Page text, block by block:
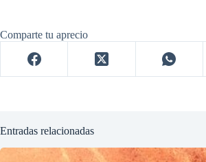
Comparte tu aprecio
Entradas relacionadas